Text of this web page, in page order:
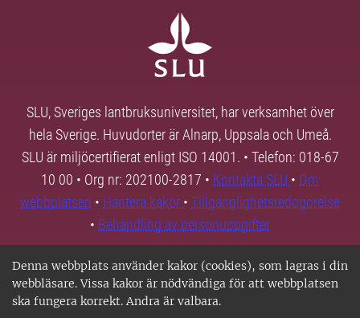
Denna webbplats använder kakor (cookies), som lagras i din
webbläsare. Vissa kakor är nödvändiga för att webbplatsen
ska fungera korrekt. Andra är valbara.
SLU, Sveriges lantbruksuniversitet, har verksamhet över
hela Sverige. Huvudorter är Alnarp, Uppsala och Umeå.
SLU är miljöcertifierat enligt ISO 14001. • Telefon: 018-67
10 00 • Org nr: 202100-2817 • Kontakta SLU • Om
webbplatsen • Hantera kakor • Tillgänglighetsredogörelse
• Behandling av personuppgifter